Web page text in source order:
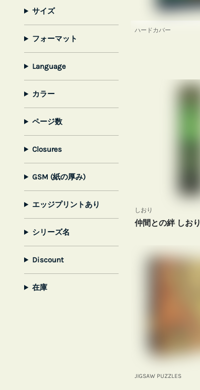
サイズ
フォーマット
Language
カラー
ページ数
Closures
GSM (紙の厚み)
エッジプリントあり
シリーズ名
Discount
在庫
ハードカバー
しおり
仲間との絆 しおり
JIGSAW PUZZLES